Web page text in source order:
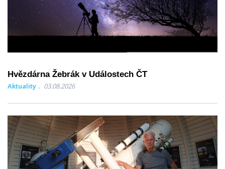
Hvězdárna Žebrák v Událostech ČT
Aktuality 03.08.2026